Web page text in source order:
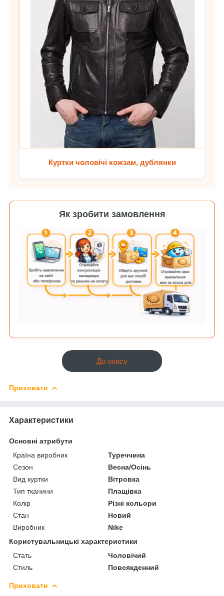
Куртки чоловічі кожзам, дублянки
Як зробити замовлення
До опису
Приховати
Характеристики
Основні атрибути
Країна виробник
Туреччина
Сезон
Весна/Осінь
Вид куртки
Вітровка
Тип тканини
Плащівка
Колір
Різні кольори
Стан
Новий
Виробник
Nike
Користувальницькі характеристики
Стать
Чоловічий
Стиль
Повсякденний
Приховати